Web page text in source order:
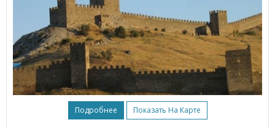
Подробнее Показать На Карте